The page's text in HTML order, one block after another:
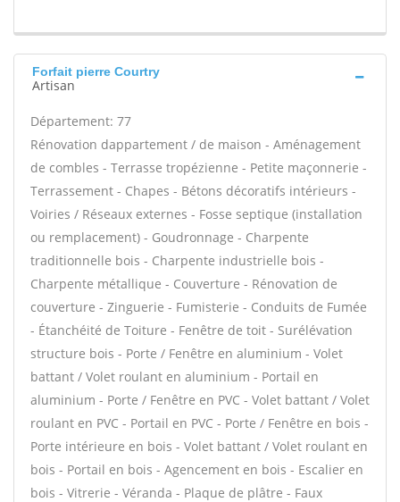
Forfait pierre Courtry
Artisan
Département: 77
Rénovation dappartement / de maison - Aménagement
de combles - Terrasse tropézienne - Petite maçonnerie -
Terrassement - Chapes - Bétons décoratifs intérieurs -
Voiries / Réseaux externes - Fosse septique (installation
ou remplacement) - Goudronnage - Charpente
traditionnelle bois - Charpente industrielle bois -
Charpente métallique - Couverture - Rénovation de
couverture - Zinguerie - Fumisterie - Conduits de Fumée
- Étanchéité de Toiture - Fenêtre de toit - Surélévation
structure bois - Porte / Fenêtre en aluminium - Volet
battant / Volet roulant en aluminium - Portail en
aluminium - Porte / Fenêtre en PVC - Volet battant / Volet
roulant en PVC - Portail en PVC - Porte / Fenêtre en bois -
Porte intérieure en bois - Volet battant / Volet roulant en
bois - Portail en bois - Agencement en bois - Escalier en
bois - Vitrerie - Véranda - Plaque de plâtre - Faux